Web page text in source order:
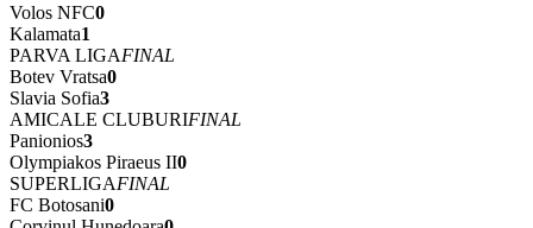
Volos NFC0
Kalamata1
PARVA LIGAFINAL
Botev Vratsa0
Slavia Sofia3
AMICALE CLUBURIFINAL
Panionios3
Olympiakos Piraeus II0
SUPERLIGAFINAL
FC Botosani0